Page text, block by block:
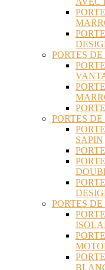
PORTES
PORTES
SAPIN
PORTES